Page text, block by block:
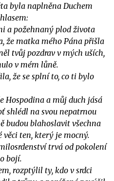
byla naplněna Duchem
a požehnaný plod života
že matka mého Pána přišla
tvůj pozdrav v mých uších,
v mém lůně.
že se splní to, co ti bylo
Hospodina a můj duch jásá
shlédl na svou nepatrnou
budou blahoslavit všechna
ten, který je mocný.
trvá od pokolení
bojí.
rozptýlil ty, kdo v srdci